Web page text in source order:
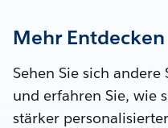
Mehr Entdecken
Sehen Sie sich
und erfahren Sie, wie
stärker